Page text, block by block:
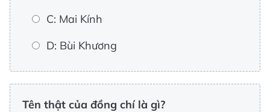
C: Mai Kính
D: Bùi Khương
Tên thật của đồng chí là gì?